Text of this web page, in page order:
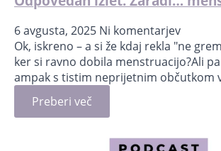
6 avgusta, 2025 Ni komentarjev
Ok, iskreno – a si že kdaj rekla "ne
ker si ravno dobila menstruacijo?Ali
ampak s tistim neprijetnim občutkom
Preberi več